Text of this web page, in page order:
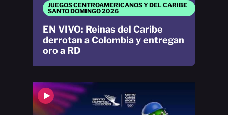
JUEGOS CENTROAMERICANOS Y DEL CARIBE
SANTO DOMINGO 2026
EN VIVO: Reinas del Caribe
derrotan a Colombia y entregan
oro a RD